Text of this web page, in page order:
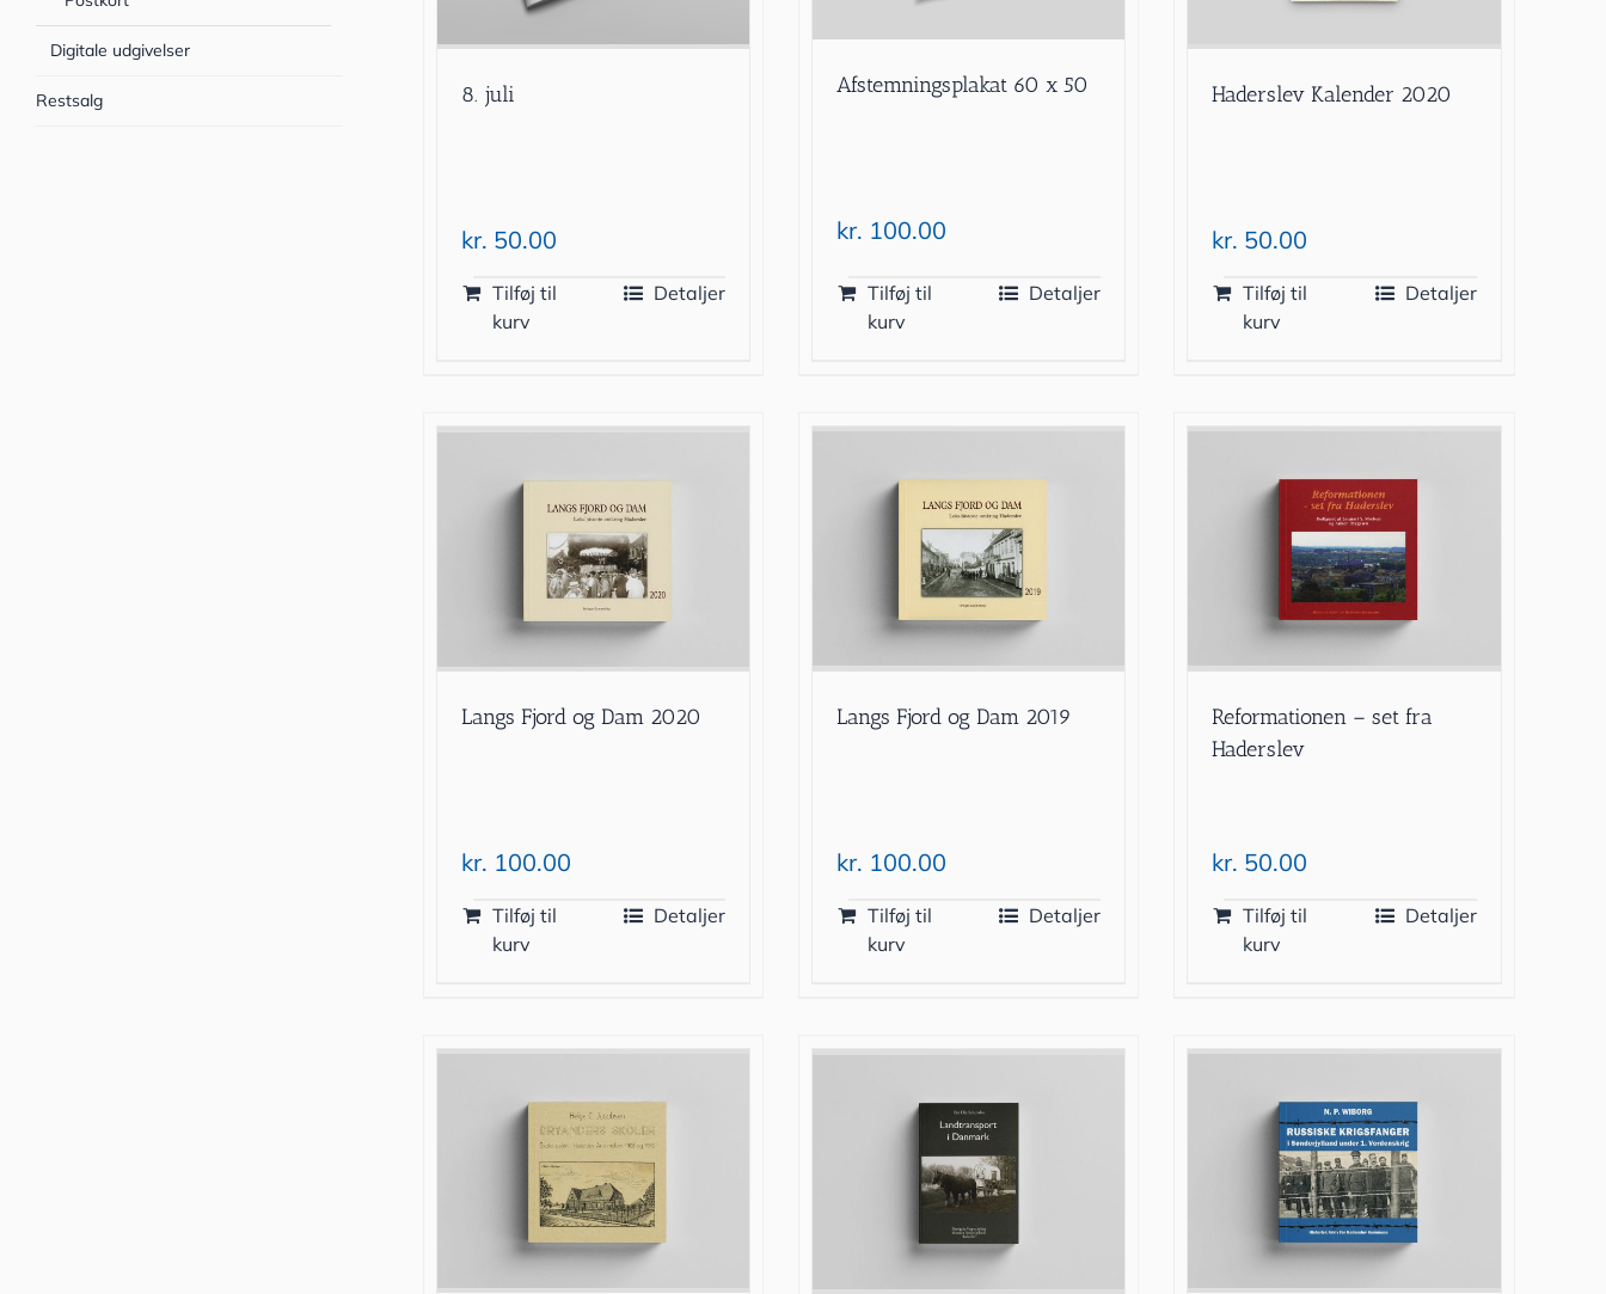
8. juli
kr. 50.00
Tilføj til
kurv
Detaljer
Afstemningsplakat 60 x 50
kr. 100.00
Tilføj til
kurv
Detaljer
Haderslev Kalender 2020
kr. 50.00
Tilføj til
kurv
Detaljer
Langs Fjord og Dam 2020
kr. 100.00
Tilføj til
kurv
Detaljer
Langs Fjord og Dam 2019
kr. 100.00
Tilføj til
kurv
Detaljer
Reformationen – set fra
Haderslev
kr. 50.00
Tilføj til
kurv
Detaljer
Digitale udgivelser
Restsalg